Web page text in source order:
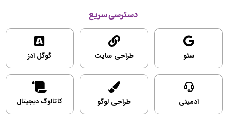
دسترسی سریع
سئو طراحی سایت گوگل ادز
ادمینی طراحی لوگو کاتالوگ دیجیتال